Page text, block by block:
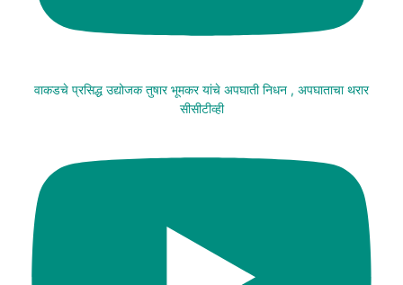
वाकडचे प्रसिद्ध उद्योजक तुषार भूमकर यांचे अपघाती निधन , अपघाताचा थरार
सीसीटीव्ही